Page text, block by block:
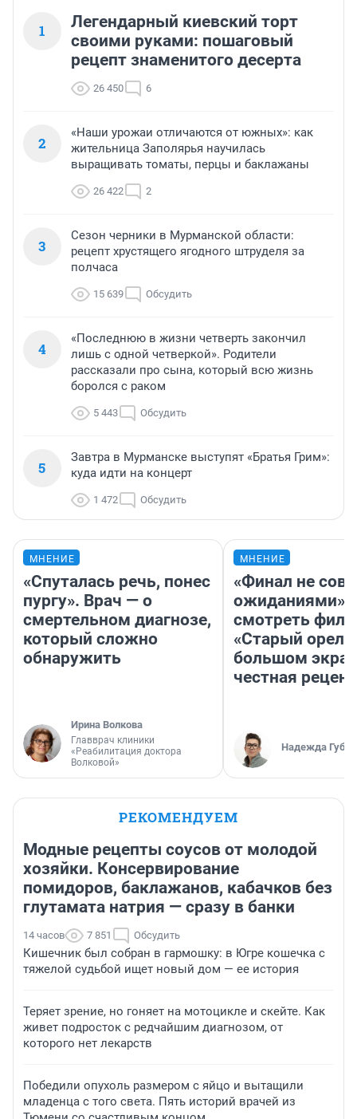
1
Легендарный киевский торт
своими руками: пошаговый
рецепт знаменитого десерта
26 450 6
2
«Наши урожаи отличаются от южных»: как
жительница Заполярья научилась
выращивать томаты, перцы и баклажаны
26 422 2
3
Сезон черники в Мурманской области:
рецепт хрустящего ягодного штруделя за
полчаса
15 639 Обсудить
4
«Последнюю в жизни четверть закончил
лишь с одной четверкой». Родители
рассказали про сына, который всю жизнь
боролся с раком
5 443 Обсудить
5
Завтра в Мурманске выступят «Братья Грим»:
куда идти на концерт
1 472 Обсудить
МНЕНИЕ
«Спуталась речь, понес
пургу». Врач — о
смертельном диагнозе,
который сложно
обнаружить
Ирина Волкова
Главврач клиники
«Реабилитация доктора
Волковой»
МНЕНИЕ
«Финал не
ожиданиями»:
смотреть
«Старый орел»
большом
честная
Надежда
РЕКОМЕНДУЕМ
Модные рецепты соусов от молодой
хозяйки. Консервирование
помидоров, баклажанов, кабачков без
глутамата натрия — сразу в банки
14 часов 7 851 Обсудить
Кишечник был собран в гармошку: в Югре кошечка с
тяжелой судьбой ищет новый дом — ее история
Теряет зрение, но гоняет на мотоцикле и скейте. Как
живет подросток с редчайшим диагнозом, от
которого нет лекарств
Победили опухоль размером с яйцо и вытащили
младенца с того света. Пять историй врачей из